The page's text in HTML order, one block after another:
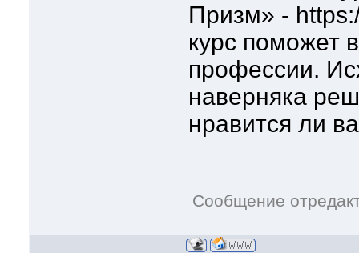
Призм» -
курс поможет
профессии.
наверняка
нравится ли
Сообщение